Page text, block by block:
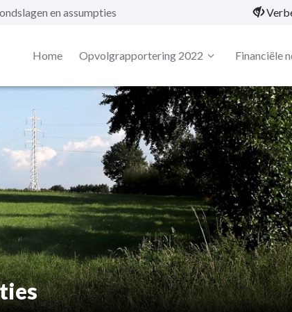
en assumpties
Home Opvolgrapportering 2022 Financiële